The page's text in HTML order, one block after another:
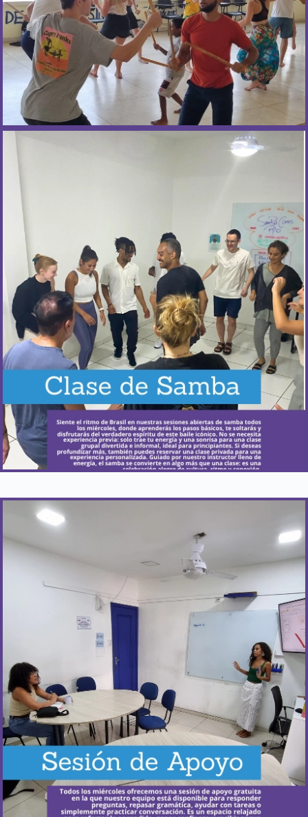
¿Cuándo ocurre?
Todos los miércoles.
Más Información
¿Cuándo ocurre?
Todos los miércoles – sesión gratuita de tutoría sin
necesidad de inscripción previa.
Más Información